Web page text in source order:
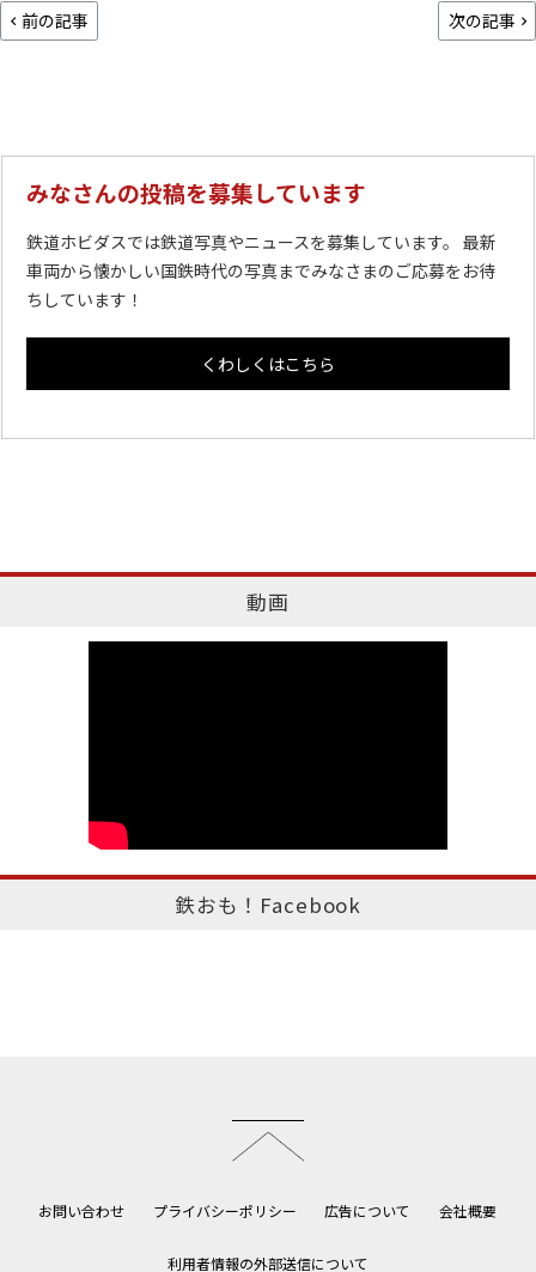
前の記事 次の記事
みなさんの投稿を募集しています
鉄道ホビダスでは鉄道写真やニュースを募集しています。 最新
車両から懐かしい国鉄時代の写真までみなさまのご応募をお待
ちしています！
くわしくはこちら
動画
鉄おも！Facebook
お問い合わせ プライバシーポリシー 広告について 会社概要
利用者情報の外部送信について